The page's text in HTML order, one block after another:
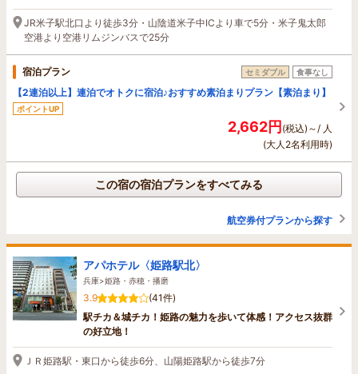
JR米子駅北口より徒歩3分・山陰道米子中ICより車で5分・米子鬼太郎
空港より空港リムジンバスで25分
宿泊プラン セミダブル 食事なし
【2連泊以上】連泊でオトクに宿泊♪おすすめ素泊まりプラン【素泊まり】
ポイントUP
2,662円(税込)～/ 人
(大人2名利用時)
この宿の宿泊プランをすべてみる
航空券付プランから探す
アパホテル〈姫路駅北〉
兵庫>姫路・赤穂・播磨
3.9
(41件)
駅チカ＆城チカ！姫路の魅力を歩いて体感！アクセス抜群
の好立地！
ＪＲ姫路駅・東口から徒歩6分、山陽姫路駅から徒歩7分